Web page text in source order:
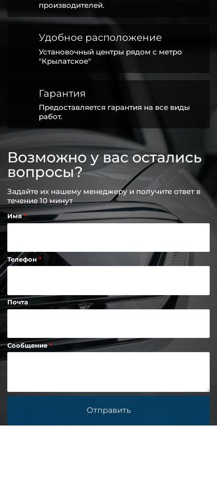
производителей.
Удобное расположение
Установочный центры рядом с метро
"Крылатское"
Гарантия
Предоставляется гарантия на все виды
работ.
Возможно у вас остались
вопросы?
Задайте их нашему менеджеру и получите ответ в
течение 10 минут
Имя
Телефон
Почта
Сообщение